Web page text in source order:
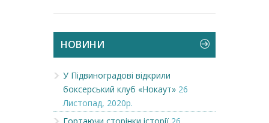
НОВИНИ
У Підвиноградові відкрили
боксерський клуб «Нокаут» 26
Листопад, 2020р.